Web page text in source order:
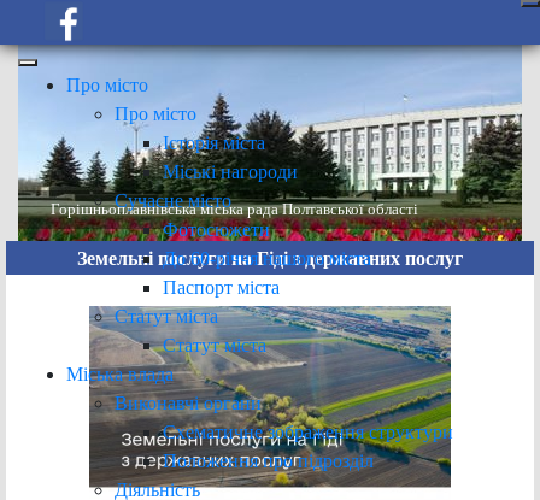
Про місто
Про місто
Історія міста
Міські нагороди
Сучасне місто
Фотосюжети
До 60-річчя нашого міста
Паспорт міста
Статут міста
Статут міста
Міська влада
Виконавчі органи
Схематичне зображення структури
Положення про підрозділ
Діяльність
Горішньоплавнівська міська рада Полтавської області
Земельні послуги на Гіді з державних послуг